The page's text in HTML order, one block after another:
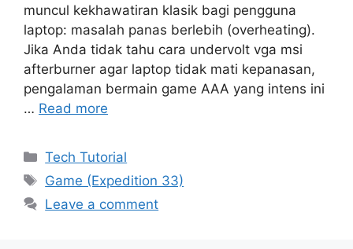
muncul kekhawatiran klasik bagi pengguna
laptop: masalah panas berlebih (overheating).
Jika Anda tidak tahu cara undervolt vga msi
afterburner agar laptop tidak mati kepanasan,
pengalaman bermain game AAA yang intens ini
… Read more
Categories
Tech Tutorial
Tags
Game (Expedition 33)
Leave a comment